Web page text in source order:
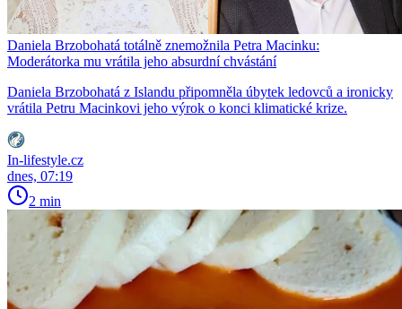
Daniela Brzobohatá totálně znemožnila Petra Macinku:
Moderátorka mu vrátila jeho absurdní chvástání
Daniela Brzobohatá z Islandu připomněla úbytek ledovců a ironicky
vrátila Petru Macinkovi jeho výrok o konci klimatické krize.
In-lifestyle.cz
dnes, 07:19
2 min